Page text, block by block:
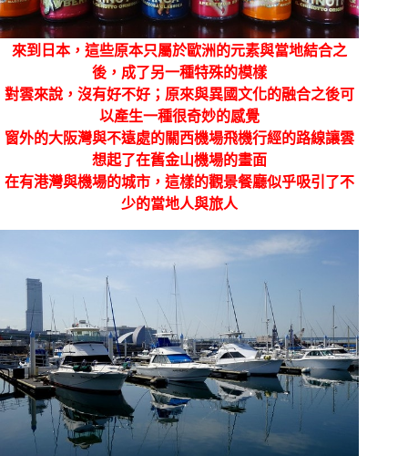
來到日本，這些原本只屬於歐洲的元素與當地結合之
後，成了另一種特殊的模樣
對雲來說，沒有好不好；原來與異國文化的融合之後可
以產生一種很奇妙的感覺
窗外的大阪灣與不遠處的關西機場飛機行經的路線讓雲
想起了在舊金山機場的畫面
在有港灣與機場的城市，這樣的觀景餐廳似乎吸引了不
少的當地人與旅人